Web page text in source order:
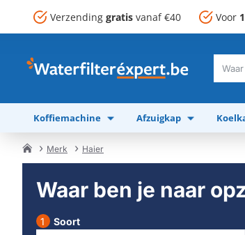
Verzending gratis vanaf €40 Voor
Waar
je
naar
op
Koffiemachine Afzuigkap
Merk Haier
Waar ben je naar
Soort